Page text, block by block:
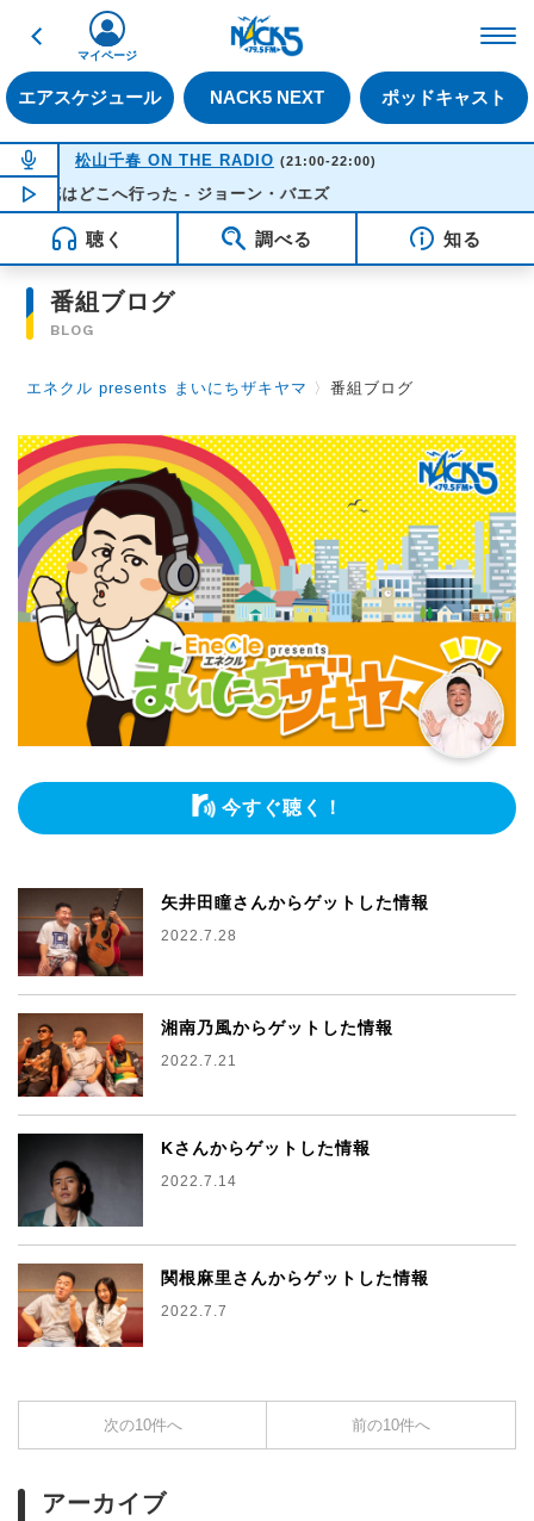
戻る
エアスケジュール NACK5 NEXT ポッドキャスト
マイページ
NOW ON AIR
松山千春 ON THE RADIO (21:00-22:00)
NOW PLAYING 21:28
花はどこへ行った - ジョーン・バエズ
聴く 調べる 知る
番組ブログ
BLOG
エネクル presents まいにちザキヤマ 〉番組ブログ
今すぐ聴く！
矢井田瞳さんからゲットした情報
2022.7.28
湘南乃風からゲットした情報
2022.7.21
Kさんからゲットした情報
2022.7.14
関根麻里さんからゲットした情報
2022.7.7
次の10件へ 前の10件へ
アーカイブ